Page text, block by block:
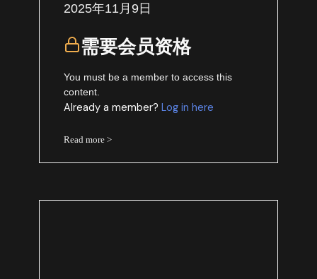
2025年11月9日
需要会员资格
You must be a member to access this
content.
Already a member?Log in here
Read more >